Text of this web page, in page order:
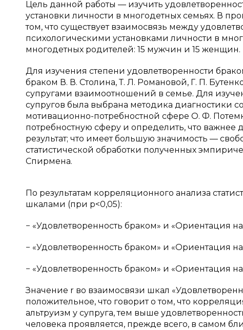
Цель данной работы — изучить
установки личности в многодетных семьях. В
том, что существует взаимосвязь между
психологическими установками личности в
многодетных родителей: 15 мужчин и 15 женщин.
Для изучения степени удовлетворенности
браком В. В. Столина, Т. Л. Романовой, Г. П.
супругами взаимоотношений в семье. Для
супругов была выбрана методика диагностики
мотивационно-потребностной сфере О. Ф.
потребностную сферу и определить, что важнее
результат; что имеет большую значимость —
статистической обработки полученных
Спирмена.
По результатам корреляционного анализа
шкалами (при p<0,05):
− «Удовлетворенность браком» и «Ориентация
− «Удовлетворенность браком» и «Ориентация
− «Удовлетворенность браком» и «Ориентация
Значение r во взаимосвязи шкал
положительное, что говорит о том, что
альтруизм у супруга, тем выше
человека проявляется, прежде всего, в самом